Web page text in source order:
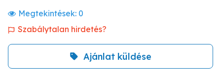
Megtekintések: 0
Szabálytalan hirdetés?
Ajánlat küldése